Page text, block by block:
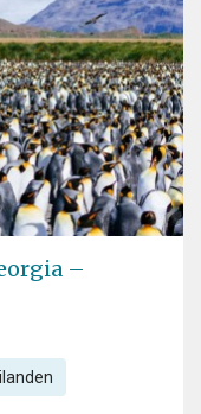
–